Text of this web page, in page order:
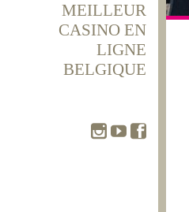
MEILLEUR
CASINO EN
LIGNE
BELGIQUE